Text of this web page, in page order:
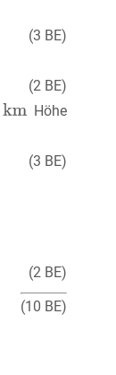
(3 BE)
(2 BE)
Höhe
(3 BE)
(2 BE)
(10 BE)